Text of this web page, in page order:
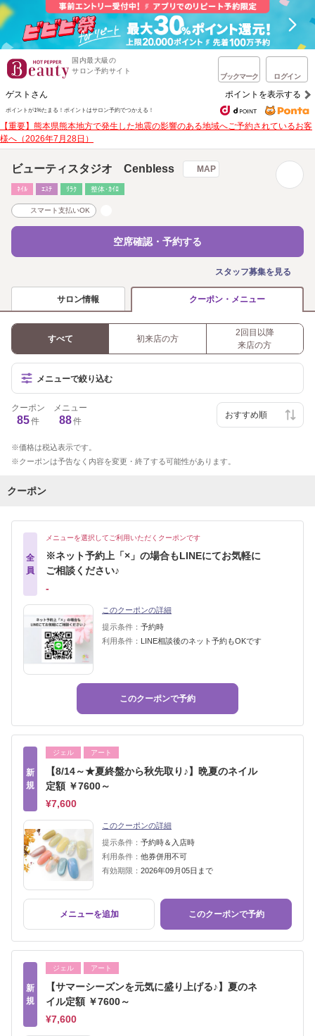
国内最大級の
サロン予約サイト
ブックマーク ログイン
ゲストさん ポイントを表示する
ポイントが1%たまる！ ポイントはサロン予約でつかえる！
【重要】熊本県熊本地方で発生した地震の影響のある地域へご予約されているお客
様へ（2026年7月28日）
ビューティスタジオ Cenbless MAP
ﾈｲﾙ ｴｽﾃ ﾘﾗｸ 整体･ｶｲﾛ
スマート支払いOK
空席確認・予約する
スタッフ募集を見る
サロン情報 クーポン・メニュー
すべて 初来店の方
2回目以降
来店の方
メニューで絞り込む
クーポン
85件
メニュー
88件
価格は税込表示です。
クーポンは予告なく内容を変更・終了する可能性があります。
クーポン
全
員
メニューを選択してご利用いただくクーポンです
※ネット予約上「×」の場合もLINEにてお気軽に
ご相談ください♪
‐
このクーポンの詳細
提示条件： 予約時
利用条件： LINE相談後のネット予約もOKです
このクーポンで予約
新
規
ジェル アート
【8/14～★夏終盤から秋先取り♪】晩夏のネイル
定額 ￥7600～
¥7,600
このクーポンの詳細
提示条件： 予約時＆入店時
利用条件： 他券併用不可
有効期限： 2026年09月05日まで
メニューを追加 このクーポンで予約
新
規
ジェル アート
【サマーシーズンを元気に盛り上げる♪】夏のネ
イル定額 ￥7600～
¥7,600